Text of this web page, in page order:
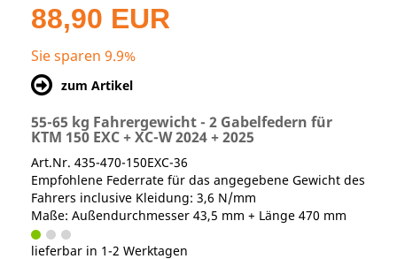
88,90 EUR
Sie sparen 9.9%
zum Artikel
55-65 kg Fahrergewicht - 2 Gabelfedern für
KTM 150 EXC + XC-W 2024 + 2025
Art.Nr. 435-470-150EXC-36
Empfohlene Federrate für das angegebene Gewicht des
Fahrers inclusive Kleidung: 3,6 N/mm
Maße: Außendurchmesser 43,5 mm + Länge 470 mm
lieferbar in 1-2 Werktagen